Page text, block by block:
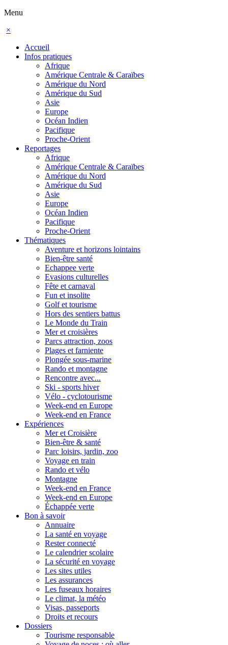
Menu
×
Accueil
Infos pratiques
Afrique
Amérique Centrale & Caraïbes
Amérique du Nord
Amérique du Sud
Asie
Europe
Océan Indien
Pacifique
Proche-Orient
Reportages
Afrique
Amérique Centrale & Caraïbes
Amérique du Nord
Amérique du Sud
Asie
Europe
Océan Indien
Pacifique
Proche-Orient
Thématiques
Aventure et horizons lointains
Bien-être santé
Echappee verte
Evasions culturelles
Fête et carnaval
Fun et insolite
Golf et tourisme
Hors des sentiers battus
Le Monde du Train
Mer et croisières
Parcs attraction, zoos
Plages et farniente
Plongée sous-marine
Rando et montagne
Rencontre avec...
Ski - sports hiver
Vélo - cyclotourisme
Week-end en Europe
Week-end en France
Expériences
Mer et Croisière
Bien-être & santé
Parc loisirs, jardin, zoo
Voyage en train
Rando et vélo
Montagne
Week-end en France
Week-end en Europe
Échappée verte
Bon à savoir
Annuaire
La santé en voyage
Rester connecté
Le calendrier scolaire
La sécurité en voyage
Les sites utiles
Les assurances
Les fuseaux horaires
Le climat, la météo
Visas, passeports
Droits et recours
Dossiers
Tourisme responsable